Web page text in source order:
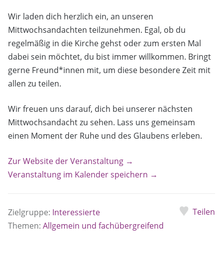
Wir laden dich herzlich ein, an unseren
Mittwochsandachten teilzunehmen. Egal, ob du
regelmäßig in die Kirche gehst oder zum ersten Mal
dabei sein möchtet, du bist immer willkommen. Bringt
gerne Freund*innen mit, um diese besondere Zeit mit
allen zu teilen.
Wir freuen uns darauf, dich bei unserer nächsten
Mittwochsandacht zu sehen. Lass uns gemeinsam
einen Moment der Ruhe und des Glaubens erleben.
Zur Website der Veranstaltung →
Veranstaltung im Kalender speichern →
Zielgruppe: Interessierte
Themen: Allgemein und fachübergreifend
Teilen